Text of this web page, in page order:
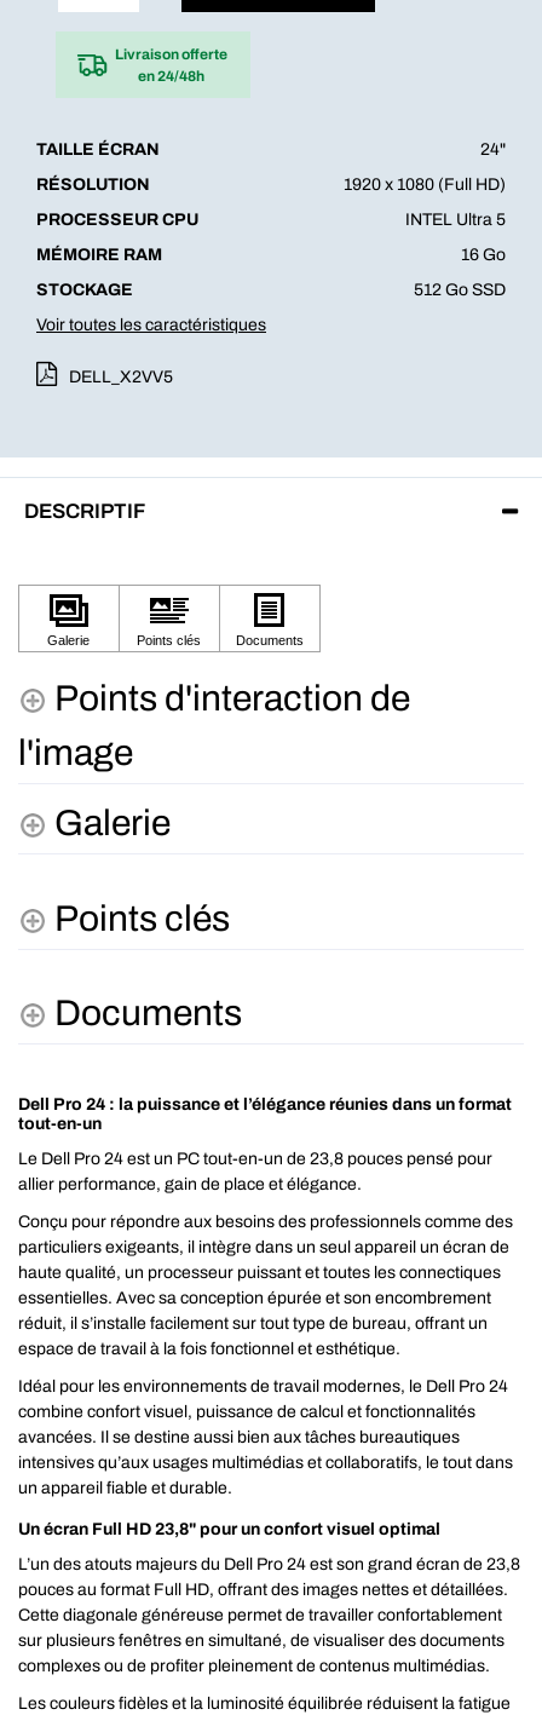
Livraison offerte
en 24/48h
TAILLE ÉCRAN
24"
RÉSOLUTION
1920 x 1080 (Full HD)
PROCESSEUR CPU
INTEL Ultra 5
MÉMOIRE RAM
16 Go
STOCKAGE
512 Go SSD
Voir toutes les caractéristiques
DELL_X2VV5
DESCRIPTIF
Points d'interaction de
l'image
Galerie
Points clés
Documents
Dell Pro 24 : la puissance et l’élégance réunies dans un format
tout-en-un
Le Dell Pro 24 est un PC tout-en-un de 23,8 pouces pensé pour
allier performance, gain de place et élégance.
Conçu pour répondre aux besoins des professionnels comme des
particuliers exigeants, il intègre dans un seul appareil un écran de
haute qualité, un processeur puissant et toutes les connectiques
essentielles. Avec sa conception épurée et son encombrement
réduit, il s’installe facilement sur tout type de bureau, offrant un
espace de travail à la fois fonctionnel et esthétique.
Idéal pour les environnements de travail modernes, le Dell Pro 24
combine confort visuel, puissance de calcul et fonctionnalités
avancées. Il se destine aussi bien aux tâches bureautiques
intensives qu’aux usages multimédias et collaboratifs, le tout dans
un appareil fiable et durable.
Un écran Full HD 23,8" pour un confort visuel optimal
L’un des atouts majeurs du Dell Pro 24 est son grand écran de 23,8
pouces au format Full HD, offrant des images nettes et détaillées.
Cette diagonale généreuse permet de travailler confortablement
sur plusieurs fenêtres en simultané, de visualiser des documents
complexes ou de profiter pleinement de contenus multimédias.
Les couleurs fidèles et la luminosité équilibrée réduisent la fatigue